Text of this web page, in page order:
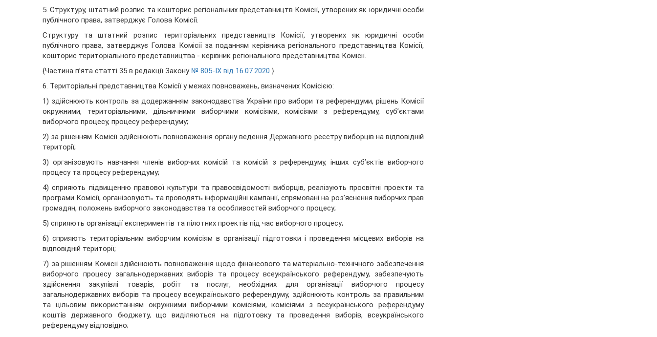
5. Структуру, штатний розпис та кошторис регіональних представництв Комісії, утворених як юридичні особи
публічного права, затверджує Голова Комісії.
Структуру та штатний розпис територіальних представництв Комісії, утворених як юридичні особи
публічного права, затверджує Голова Комісії за поданням керівника регіонального представництва Комісії,
кошторис територіального представництва - керівник регіонального представництва Комісії.
{Частина п’ята статті 35 в редакції Закону № 805-IX від 16.07.2020 }
6. Територіальні представництва Комісії у межах повноважень, визначених Комісією:
1) здійснюють контроль за додержанням законодавства України про вибори та референдуми, рішень Комісії
окружними, територіальними, дільничними виборчими комісіями, комісіями з референдуму, суб’єктами
виборчого процесу, процесу референдуму;
2) за рішенням Комісії здійснюють повноваження органу ведення Державного реєстру виборців на відповідній
території;
3) організовують навчання членів виборчих комісій та комісій з референдуму, інших суб’єктів виборчого
процесу та процесу референдуму;
4) сприяють підвищенню правової культури та правосвідомості виборців, реалізують просвітні проекти та
програми Комісії, організовують та проводять інформаційні кампанії, спрямовані на роз’яснення виборчих прав
громадян, положень виборчого законодавства та особливостей виборчого процесу;
5) сприяють організації експериментів та пілотних проектів під час виборчого процесу;
6) сприяють територіальним виборчим комісіям в організації підготовки і проведення місцевих виборів на
відповідній території;
7) за рішенням Комісії здійснюють повноваження щодо фінансового та матеріально-технічного забезпечення
виборчого процесу загальнодержавних виборів та процесу всеукраїнського референдуму, забезпечують
здійснення закупівлі товарів, робіт та послуг, необхідних для організації виборчого процесу
загальнодержавних виборів та процесу всеукраїнського референдуму, здійснюють контроль за правильним
та цільовим використанням окружними виборчими комісіями, комісіями з всеукраїнського референдуму
коштів державного бюджету, що виділяються на підготовку та проведення виборів, всеукраїнського
референдуму відповідно;